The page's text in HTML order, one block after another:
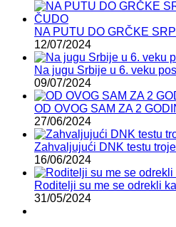
NA PUTU DO GRČKE
12/07/2024
Na jugu Srbije u 6. veku
09/07/2024
OD OVOG SAM ZA 2
27/06/2024
Zahvaljujući DNK testu
16/06/2024
Roditelji su me se odrekli
31/05/2024